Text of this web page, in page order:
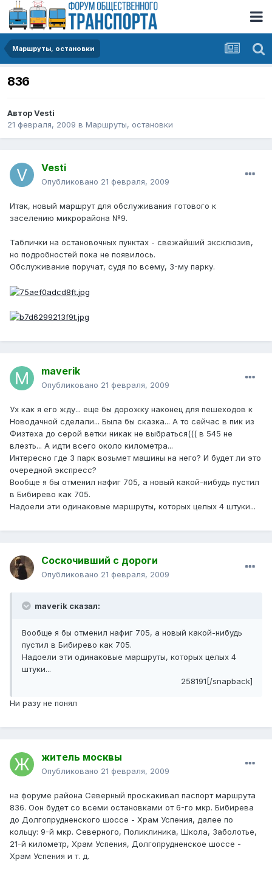
Маршруты, остановки
836
АвторVesti
21 февраля, 2009 в Маршруты, остановки
Vesti
Опубликовано 21 февраля, 2009
Итак, новый маршрут для обслуживания готового к
заселению микрорайона №9.
Таблички на остановочных пунктах - свежайший эксклюзив,
но подробностей пока не появилось.
Обслуживание поручат, судя по всему, 3-му парку.
maverik
Опубликовано 21 февраля, 2009
Ух как я его жду... еще бы дорожку наконец для пешеходов к
Новодачной сделали... Была бы сказка... А то сейчас в пик из
Физтеха до серой ветки никак не выбраться((( в 545 не
влезть... А идти всего около километра...
Интересно где 3 парк возьмет машины на него? И будет ли это
очередной экспресс?
Вообще я бы отменил нафиг 705, а новый какой-нибудь пустил
в Бибирево как 705.
Надоели эти одинаковые маршруты, которых целых 4 штуки...
Соскочивший с дороги
Опубликовано 21 февраля, 2009
maverik сказал:
Вообще я бы отменил нафиг 705, а новый какой-нибудь
пустил в Бибирево как 705.
Надоели эти одинаковые маршруты, которых целых 4
штуки...
258191[/snapback]
Ни разу не понял
житель москвы
Опубликовано 21 февраля, 2009
на форуме района Северный проскакивал паспорт маршрута
836. Оон будет со всеми остановками от 6-го мкр. Бибирева
до Долгопрудненского шоссе - Храм Успения, далее по
кольцу: 9-й мкр. Северного, Поликлиника, Школа, Заболотье,
21-й километр, Храм Успения, Долгопрудненское шоссе -
Храм Успения и т. д.